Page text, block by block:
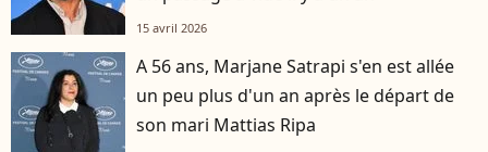
15 avril 2026
A 56 ans, Marjane Satrapi s'en est allée
un peu plus d'un an après le départ de
son mari Mattias Ripa